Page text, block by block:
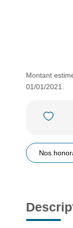
Montant
01/01/2021.
Nos